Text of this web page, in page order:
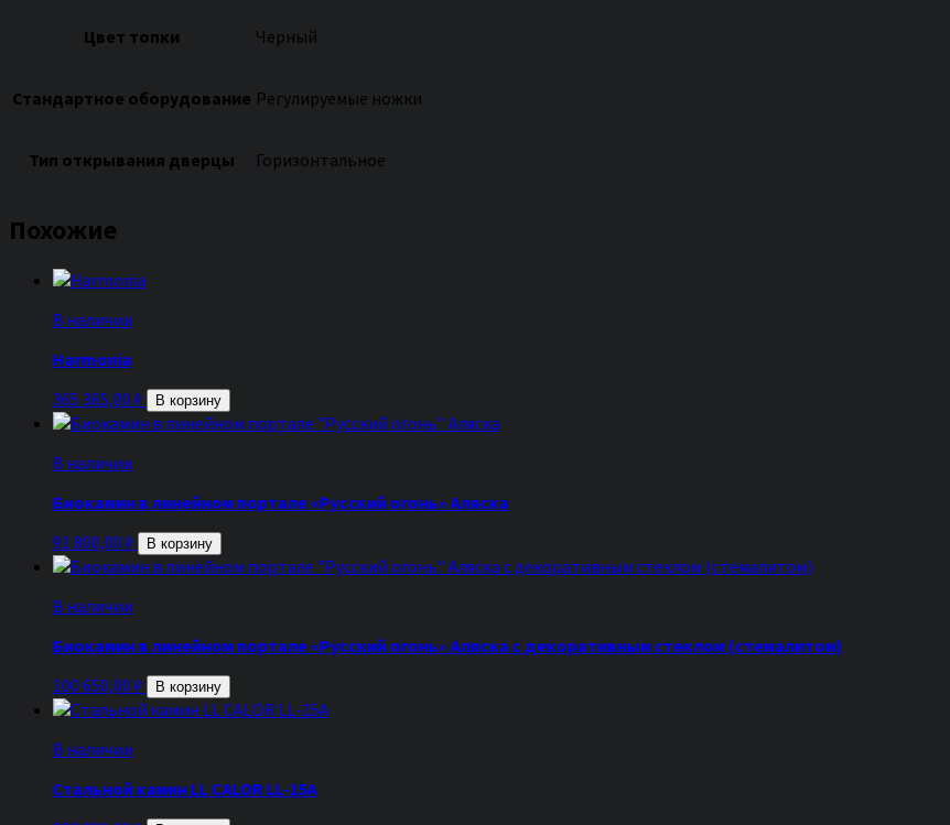
Цвет топки Черный
Стандартное оборудование Регулируемые ножки
Тип открывания дверцы Горизонтальное
Похожие
В наличии
Harmonia
365 365,00 ₽ В корзину
В наличии
Биокамин в линейном портале «Русский огонь» Аляска
91 800,00 ₽ В корзину
В наличии
Биокамин в линейном портале «Русский огонь» Аляска с декоративным стеклом (стемалитом)
100 650,00 ₽ В корзину
В наличии
Стальной камин LL CALOR LL-15A